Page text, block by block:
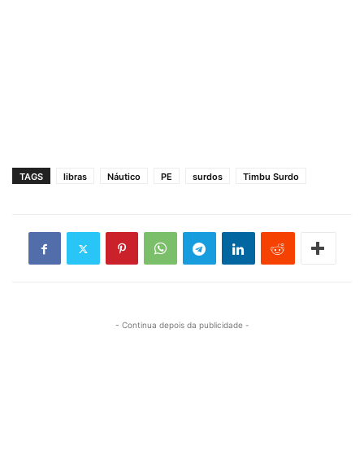
TAGS libras Náutico PE surdos Timbu Surdo
- Continua depois da publicidade -